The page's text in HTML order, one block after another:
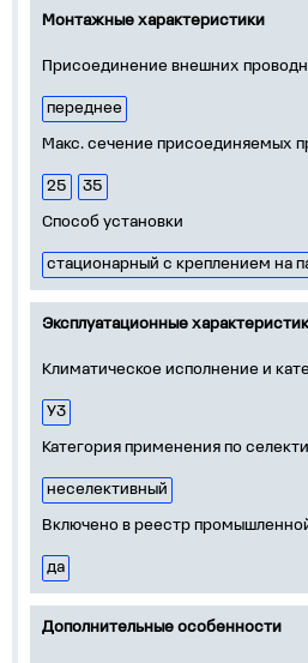
Монтажные характеристики
Присоединение внешних
переднее
Макс. сечение присоединяемых
25
35
Способ установки
стационарный с креплением на
Эксплуатационные
Климатическое исполнение и
У3
Категория применения по
неселективный
Включено в реестр
да
Дополнительные особенности